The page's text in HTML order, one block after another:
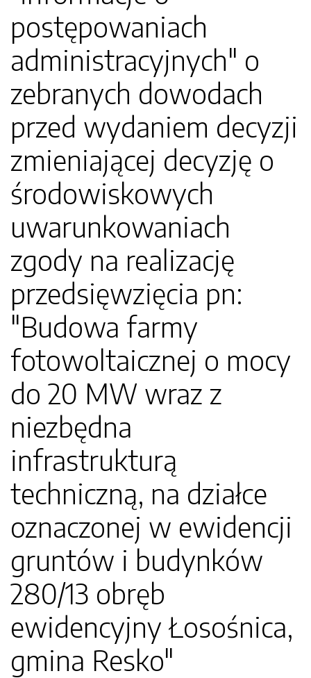
postępowaniach
administracyjnych" o
zebranych dowodach
przed wydaniem decyzji
zmieniającej decyzję o
środowiskowych
uwarunkowaniach
zgody na realizację
przedsięwzięcia pn:
"Budowa farmy
fotowoltaicznej o mocy
do 20 MW wraz z
niezbędna
infrastrukturą
techniczną, na działce
oznaczonej w ewidencji
gruntów i budynków
280/13 obręb
ewidencyjny Łosośnica,
gmina Resko"